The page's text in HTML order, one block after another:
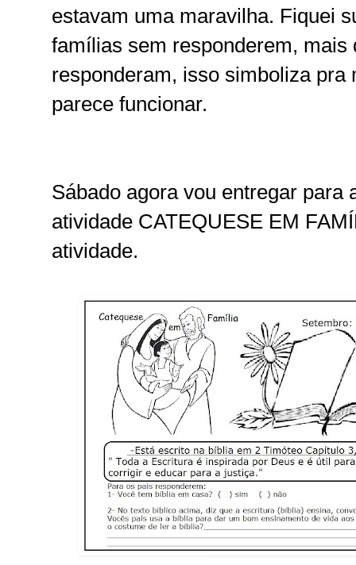
estavam uma maravilha. Fiquei
famílias sem responderem, mais
responderam, isso simboliza pra
parece funcionar.
Sábado agora vou entregar para
atividade CATEQUESE EM
atividade.